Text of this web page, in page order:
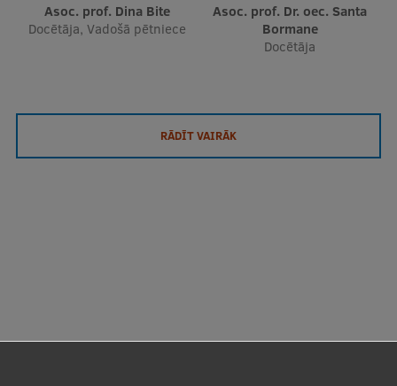
Asoc. prof. Dina Bite
Docētāja, Vadošā pētniece
Asoc. prof. Dr. oec. Santa
Bormane
Docētāja
RĀDĪT VAIRĀK